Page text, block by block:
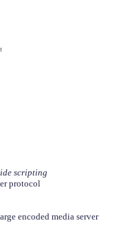
scripting
protocol
encoded media server